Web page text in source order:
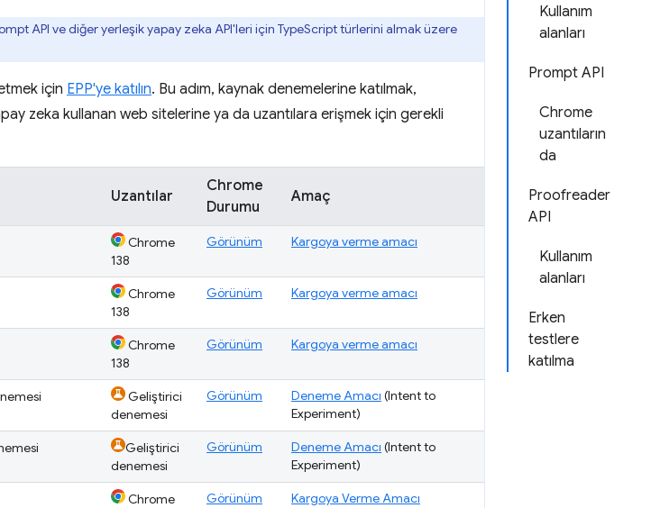
Kullanım
alanları
Prompt API
Chrome
uzantıların
da
Proofreader
API
Kullanım
alanları
Erken
testlere
katılma
API ve diğer yerleşik yapay zeka API'leri için TypeScript türlerini almak üzere
için EPP'ye katılın. Bu adım, kaynak denemelerine katılmak,
zeka kullanan web sitelerine ya da uzantılara erişmek için gerekli
Uzantılar
Chrome
Durumu
Amaç
Chrome
138
Görünüm Kargoya verme amacı
Chrome
138
Görünüm Kargoya verme amacı
Chrome
138
Görünüm Kargoya verme amacı
Geliştirici
denemesi
Görünüm Deneme Amacı (Intent to
Experiment)
Geliştirici
denemesi
Görünüm Deneme Amacı (Intent to
Experiment)
Chrome
Görünüm Kargoya Verme Amacı